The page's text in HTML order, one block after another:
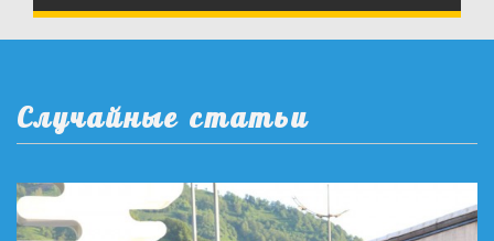
Случайные статьи